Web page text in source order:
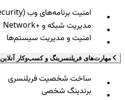
امنیت برنامه‌های وب (Web Security) و تست نفوذ
مدیریت شبکه و +Network
امنیت و مدیریت سیستم‌ها
مهارت‌های فریلنسرینگ و کسب‌وکار آنلاین
ساخت شخصیت فریلنسری
برندینگ شخصی